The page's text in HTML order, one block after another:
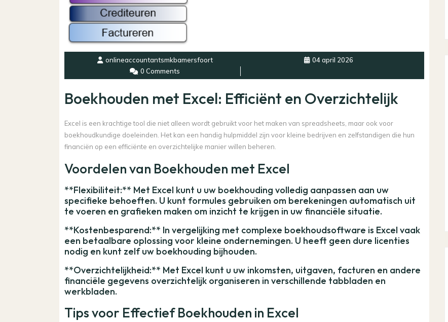
onlineaccountantsmkbamersfoort
04 april 2026
0 Comments
Boekhouden met Excel: Efficiënt en Overzichtelijk
Excel is een krachtige tool die niet alleen wordt gebruikt voor het maken van spreadsheets, maar ook voor
boekhoudkundige doeleinden. Het kan een handig hulpmiddel zijn voor kleine bedrijven en zelfstandigen die hun
financiën op een efficiënte en overzichtelijke manier willen beheren.
Voordelen van Boekhouden met Excel
**Flexibiliteit:** Met Excel kunt u uw boekhouding volledig aanpassen aan uw
specifieke behoeften. U kunt formules gebruiken om berekeningen automatisch uit
te voeren en grafieken maken om inzicht te krijgen in uw financiële situatie.
**Kostenbesparend:** In vergelijking met complexe boekhoudsoftware is Excel vaak
een betaalbare oplossing voor kleine ondernemingen. U heeft geen dure licenties
nodig en kunt zelf uw boekhouding bijhouden.
**Overzichtelijkheid:** Met Excel kunt u uw inkomsten, uitgaven, facturen en andere
financiële gegevens overzichtelijk organiseren in verschillende tabbladen en
werkbladen.
Tips voor Effectief Boekhouden in Excel